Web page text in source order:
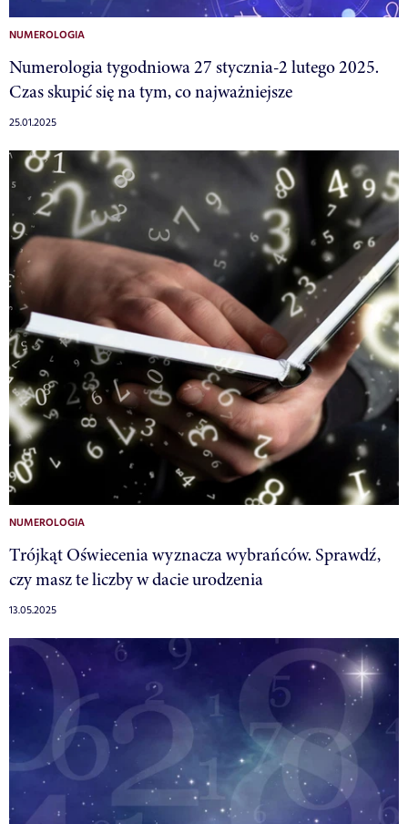
NUMEROLOGIA
Numerologia tygodniowa 27 stycznia-2 lutego 2025.
Czas skupić się na tym, co najważniejsze
25.01.2025
NUMEROLOGIA
Trójkąt Oświecenia wyznacza wybrańców. Sprawdź,
czy masz te liczby w dacie urodzenia
13.05.2025